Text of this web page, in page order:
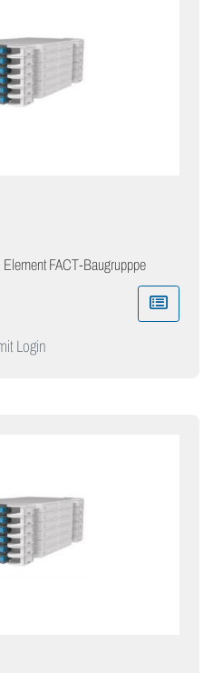
FACT-Baugrupppe
Login